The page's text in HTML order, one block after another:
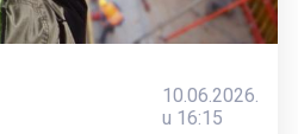
10.06.2026.
u 16:15